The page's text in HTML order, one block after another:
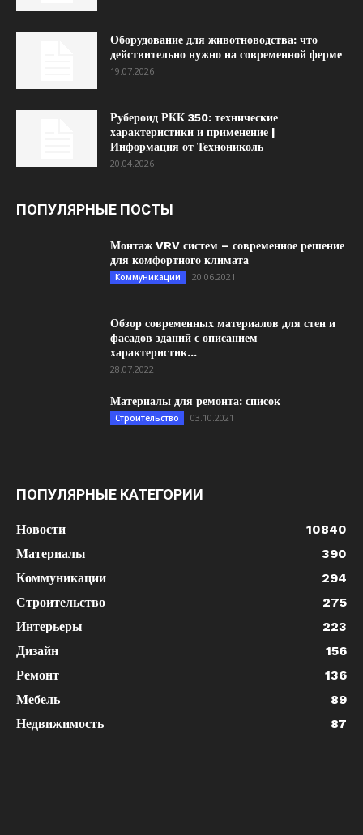
Оборудование для животноводства: что
действительно нужно на современной ферме
19.07.2026
Рубероид РКК 350: технические
характеристики и применение |
Информация от Технониколь
20.04.2026
ПОПУЛЯРНЫЕ ПОСТЫ
Монтаж VRV систем – современное решение
для комфортного климата
Коммуникации 20.06.2021
Обзор современных материалов для стен и
фасадов зданий с описанием
характеристик...
28.07.2022
Материалы для ремонта: список
Строительство 03.10.2021
ПОПУЛЯРНЫЕ КАТЕГОРИИ
Новости
10840
Материалы
390
Коммуникации
294
Строительство
275
Интерьеры
223
Дизайн
156
Ремонт
136
Мебель
89
Недвижимость
87